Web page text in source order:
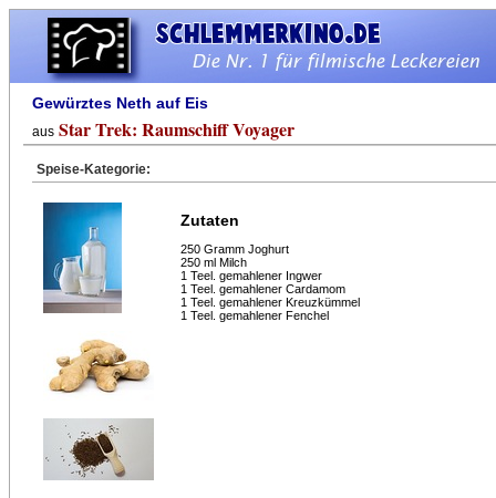
Gewürztes Neth auf Eis
aus Star Trek: Raumschiff Voyager
Speise-Kategorie:
Zutaten
250 Gramm Joghurt
250 ml Milch
1 Teel. gemahlener Ingwer
1 Teel. gemahlener Cardamom
1 Teel. gemahlener Kreuzkümmel
1 Teel. gemahlener Fenchel